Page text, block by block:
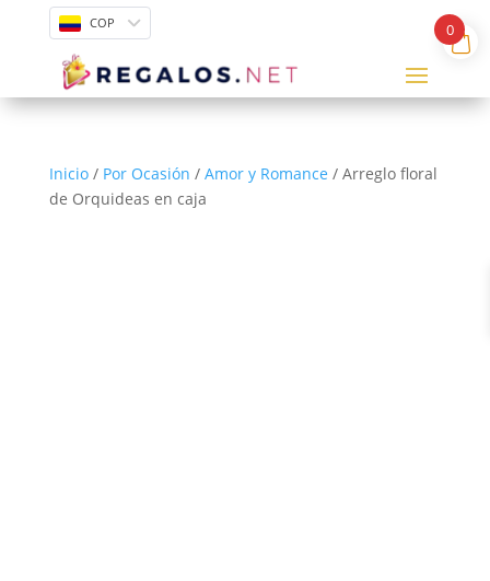
COP
Inicio/ Por Ocasión / Amor y Romance / Arreglo floral
de Orquideas en caja
0